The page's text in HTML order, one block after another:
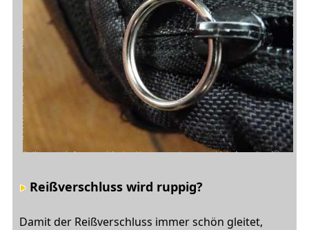
Reißverschluss wird ruppig?
Damit der Reißverschluss immer schön gleitet,